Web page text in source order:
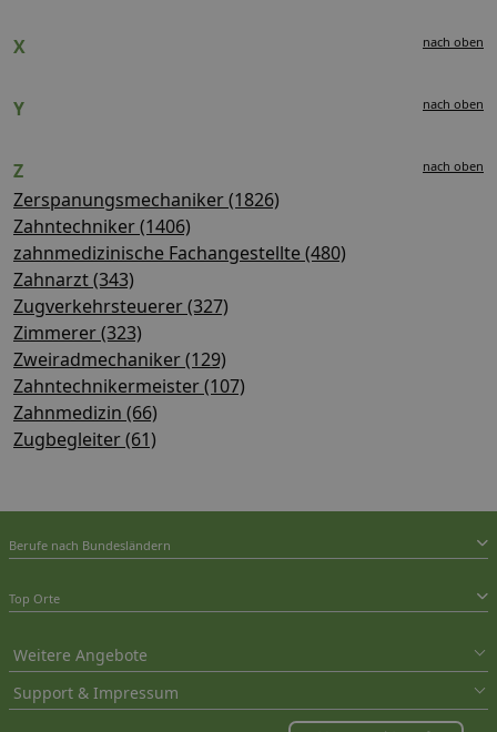
X nach oben
Y nach oben
Z nach oben
Zerspanungsmechaniker (1826)
Zahntechniker (1406)
zahnmedizinische Fachangestellte (480)
Zahnarzt (343)
Zugverkehrsteuerer (327)
Zimmerer (323)
Zweiradmechaniker (129)
Zahntechnikermeister (107)
Zahnmedizin (66)
Zugbegleiter (61)
Berufe nach Bundesländern
Top Orte
Weitere Angebote
Support & Impressum